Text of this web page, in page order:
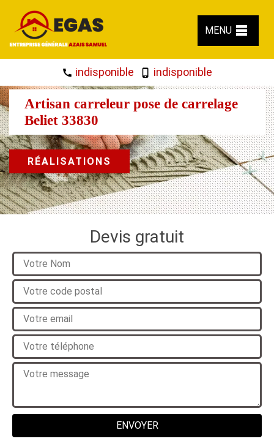
MENU
indisponible indisponible
Artisan carreleur pose de carrelage
Beliet 33830
RÉALISATIONS
Devis gratuit